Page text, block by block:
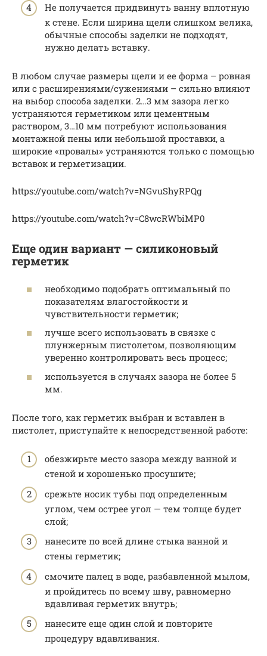
Не получается придвинуть ванну вплотную
к стене. Если ширина щели слишком велика,
обычные способы заделки не подходят,
нужно делать вставку.
В любом случае размеры щели и ее форма – ровная
или с расширениями/сужениями – сильно влияют
на выбор способа заделки. 2…3 мм зазора легко
устраняются герметиком или цементным
раствором, 3…10 мм потребуют использования
монтажной пены или небольшой проставки, а
широкие «провалы» устраняются только с помощью
вставок и герметизации.
https://youtube.com/watch?v=NGvuShyRPQg
https://youtube.com/watch?v=C8wcRWbiMP0
Еще один вариант — силиконовый
герметик
необходимо подобрать оптимальный по
показателям влагостойкости и
чувствительности герметик;
лучше всего использовать в связке с
плунжерным пистолетом, позволяющим
уверенно контролировать весь процесс;
используется в случаях зазора не более 5
мм.
После того, как герметик выбран и вставлен в
пистолет, приступайте к непосредственной работе:
обезжирьте место зазора между ванной и
стеной и хорошенько просушите;
срежьте носик тубы под определенным
углом, чем острее угол — тем толще будет
слой;
нанесите по всей длине стыка ванной и
стены герметик;
смочите палец в воде, разбавленной мылом,
и пройдитесь по всему шву, равномерно
вдавливая герметик внутрь;
нанесите еще один слой и повторите
процедуру вдавливания.